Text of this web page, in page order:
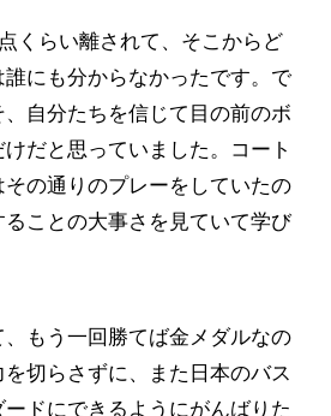
くらい離されて、そこからど
にも分からなかったです。で
自分たちを信じて目の前のボ
だと思っていました。コート
の通りのプレーをしていたの
ことの大事さを見ていて学び
もう一回勝てば金メダルなの
切らさずに、また日本のバス
ドにできるようにがんばりた